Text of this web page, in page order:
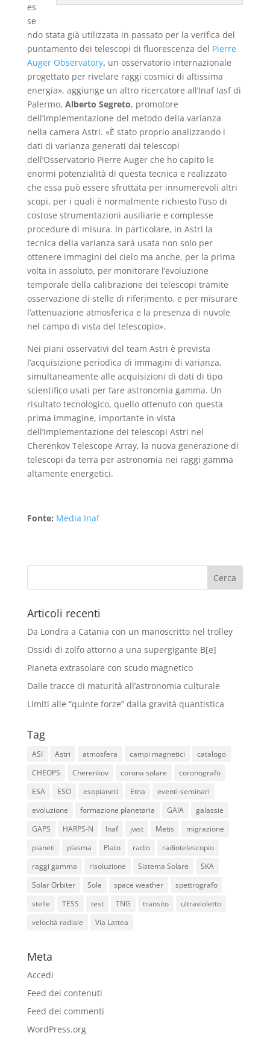
es
se
ndo stata già utilizzata in passato per la verifica del
puntamento dei telescopi di fluorescenza del Pierre
Auger Observatory, un osservatorio internazionale
progettato per rivelare raggi cosmici di altissima
energia», aggiunge un altro ricercatore all’Inaf Iasf di
Palermo, Alberto Segreto, promotore
dell’implementazione del metodo della varianza
nella camera Astri. «È stato proprio analizzando i
dati di varianza generati dai telescopi
dell’Osservatorio Pierre Auger che ho capito le
enormi potenzialità di questa tecnica e realizzato
che essa può essere sfruttata per innumerevoli altri
scopi, per i quali è normalmente richiesto l’uso di
costose strumentazioni ausiliarie e complesse
procedure di misura. In particolare, in Astri la
tecnica della varianza sarà usata non solo per
ottenere immagini del cielo ma anche, per la prima
volta in assoluto, per monitorare l’evoluzione
temporale della calibrazione dei telescopi tramite
osservazione di stelle di riferimento, e per misurare
l’attenuazione atmosferica e la presenza di nuvole
nel campo di vista del telescopio».
Nei piani osservativi del team Astri è prevista
l’acquisizione periodica di immagini di varianza,
simultaneamente alle acquisizioni di dati di tipo
scientifico usati per fare astronomia gamma. Un
risultato tecnologico, quello ottenuto con questa
prima immagine, importante in vista
dell’implementazione dei telescopi Astri nel
Cherenkov Telescope Array, la nuova generazione di
telescopi da terra per astronomia nei raggi gamma
altamente energetici.
Fonte: Media Inaf
Articoli recenti
Da Londra a Catania con un manoscritto nel trolley
Ossidi di zolfo attorno a una supergigante B[e]
Pianeta extrasolare con scudo magnetico
Dalle tracce di maturità all’astronomia culturale
Limiti alle “quinte forze” dalla gravità quantistica
Tag
ASI Astri atmosfera campi magnetici
catalogo
CHEOPS
Cherenkov corona solare
coronografo
ESA
ESO esopianeti Etna
eventi-seminari
evoluzione
formazione planetaria GAIA
galassie
GAPS
HARPS-N Inaf jwst Metis
migrazione
pianeti
plasma Plato radio
radiotelescopio
raggi gamma
risoluzione Sistema Solare
SKA
Solar Orbiter
Sole space weather
spettrografo
stelle
TESS test TNG transito
ultravioletto
velocità radiale
Via Lattea
Meta
Accedi
Feed dei contenuti
Feed dei commenti
WordPress.org